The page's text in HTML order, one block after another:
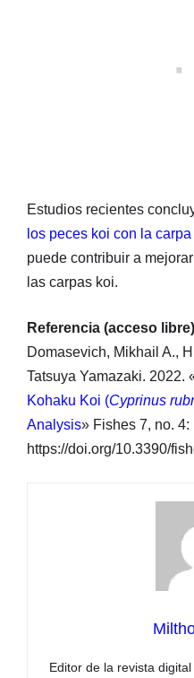
Estudios recientes
los peces koi con la
puede contribuir a
las carpas koi.
Referencia (acceso libre)
Domasevich, Mikhail A.,
Tatsuya Yamazaki. 2022.
Kohaku Koi (Cyprinus
Analysis» Fishes 7, no. 4:
https://doi.org/10.3390/
Editor de la revista